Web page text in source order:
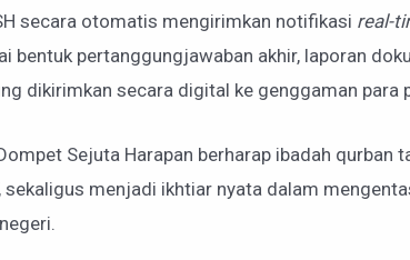
secara otomatis mengirimkan notifikasi real-
bentuk pertanggungjawaban akhir, laporan
dikirimkan secara digital ke genggaman para
Sejuta Harapan berharap ibadah qurban
menjadi ikhtiar nyata dalam